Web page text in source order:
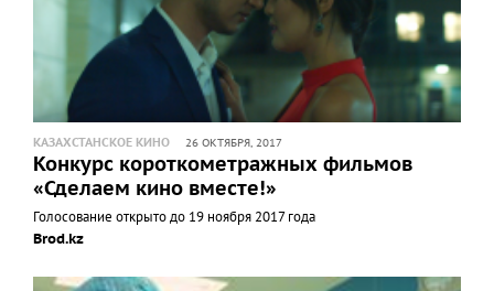
КАЗАХСТАНСКОЕ КИНО 26 ОКТЯБРЯ, 2017
Конкурс короткометражных фильмов
«Сделаем кино вместе!»
Голосование открыто до 19 ноября 2017 года
Brod.kz